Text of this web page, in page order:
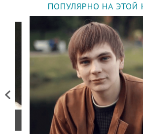
ПОПУЛЯРНО НА ЭТОЙ
Previous